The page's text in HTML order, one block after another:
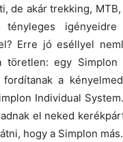
de akár trekking,
igényeidre
Erre jó eséllyel
töretlen: egy
a
Individual
el neked
hogy a Simplon más.